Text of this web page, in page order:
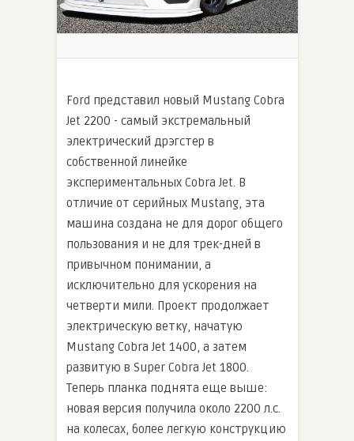
Ford представил новый Mustang Cobra
Jet 2200 - самый экстремальный
электрический дрэгстер в
собственной линейке
экспериментальных Cobra Jet. В
отличие от серийных Mustang, эта
машина создана не для дорог общего
пользования и не для трек-дней в
привычном понимании, а
исключительно для ускорения на
четверти мили. Проект продолжает
электрическую ветку, начатую
Mustang Cobra Jet 1400, а затем
развитую в Super Cobra Jet 1800.
Теперь планка поднята еще выше:
новая версия получила около 2200 л.с.
на колесах, более легкую конструкцию